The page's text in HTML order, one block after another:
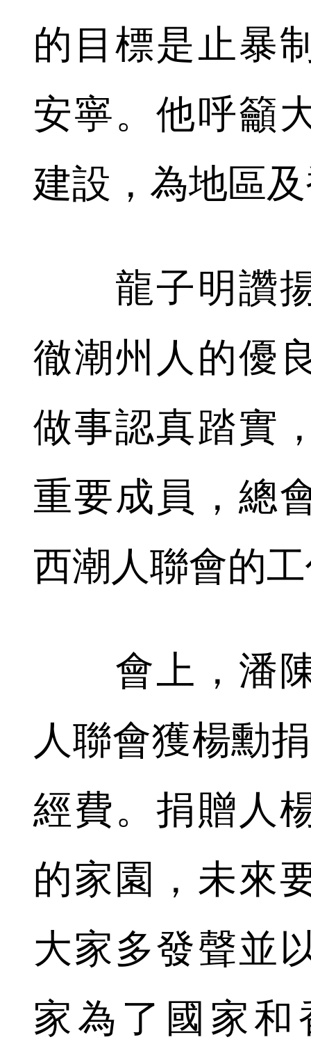
的目標是止暴
安寧。他呼籲
建設，為地區
龍子明讚揚
徹潮州人的優
做事認真踏實
重要成員，總
西潮人聯會的
會上，潘陳
人聯會獲楊勳
經費。捐贈人
的家園，未來
大家多發聲並
家為了國家